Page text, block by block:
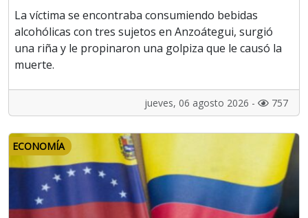
La víctima se encontraba consumiendo bebidas
alcohólicas con tres sujetos en Anzoátegui, surgió
una riña y le propinaron una golpiza que le causó la
muerte.
jueves, 06 agosto 2026 - 757
ECONOMÍA